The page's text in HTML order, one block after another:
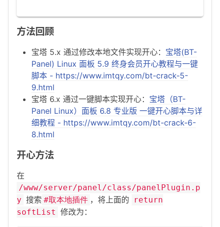
方法回顾
宝塔 5.x 通过修改本地文件实现开心： 宝塔(BT-
Panel) Linux 面板 5.9 终身会员开心教程与一键
脚本 - https://www.imtqy.com/bt-crack-5-
9.html
宝塔 6.x 通过一键脚本实现开心： 宝塔（BT-
Panel Linux）面板 6.8 专业版 一键开心脚本与详
细教程 - https://www.imtqy.com/bt-crack-6-
8.html
开心方法
在
/www/server/panel/class/panelPlugin.p
y 搜索 #取本地插件 ，将上面的
return
softList 修改为：